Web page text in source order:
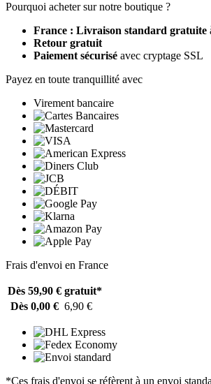
Pourquoi acheter sur notre boutique ?
France : Livraison standard gratuite
Retour gratuit
Paiement sécurisé avec cryptage SSL
Payez en toute tranquillité avec
Virement bancaire
Frais d'envoi en France
Dès 59,90 € gratuit*
Dès 0,00 € 6,90 €
*Ces frais d'envoi se réfèrent à un envoi